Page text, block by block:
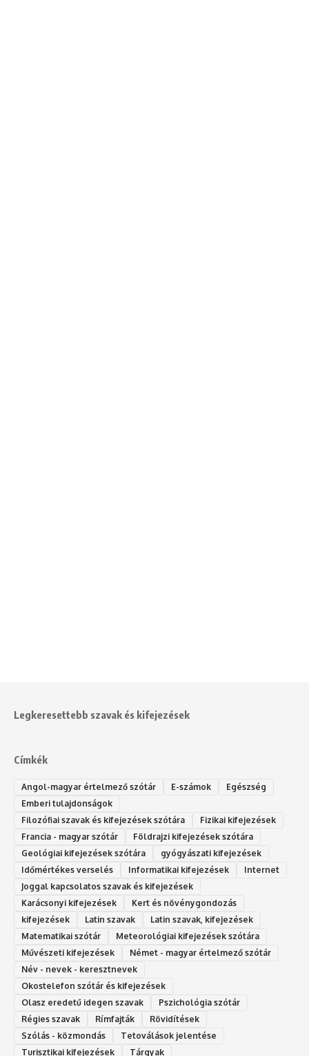
Legkeresettebb szavak és kifejezések
Címkék
Angol-magyar értelmező szótár E-számok
Egészség
Emberi tulajdonságok
Filozófiai szavak és kifejezések szótára
Fizikai kifejezések
Francia - magyar szótár
Földrajzi kifejezések szótára
Geológiai kifejezések szótára
gyógyászati kifejezések
Időmértékes verselés
Informatikai kifejezések
Internet
Joggal kapcsolatos szavak és kifejezések
Karácsonyi kifejezések
Kert és növénygondozás
kifejezések
Latin szavak
Latin szavak, kifejezések
Matematikai szótár
Meteorológiai kifejezések szótára
Művészeti kifejezések
Német - magyar értelmező szótár
Név - nevek - keresztnevek
Okostelefon szótár és kifejezések
Olasz eredetű idegen szavak
Ps‮gólohciz‬ia s‮átóz‬r
Régies szavak
Rímfajták
Rövidítések
Szólás - közmondás
Tetoválások jelentése
Turisztikai kifejezések
Tárgyak